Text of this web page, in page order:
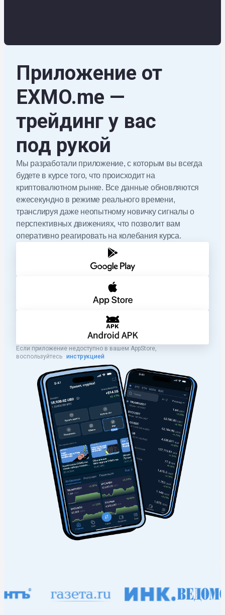
Приложение от
EXMO.me —
трейдинг у вас
под рукой
Мы разработали приложение, с которым вы всегда
будете в курсе того, что происходит на
криптовалютном рынке. Все данные обновляются
ежесекундно в режиме реального времени,
транслируя даже неопытному новичку сигналы о
перспективных движениях, что позволит вам
оперативно реагировать на колебания курса.
Если приложение недоступно в вашем AppStore,
воспользуйтесь инструкцией